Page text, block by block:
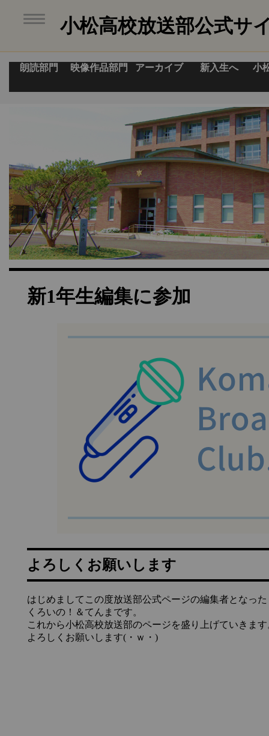
小松高校放送部公式サ
朗読部門 映像作品部門 アーカイブ 新入生へ 小
新1年生編集に参加
よろしくお願いします
はじめましてこの度放送部公式ページの編集者となった
くろいの！＆てんまです。
これから小松高校放送部のページを盛り上げていきます
よろしくお願いします(・ｗ・)